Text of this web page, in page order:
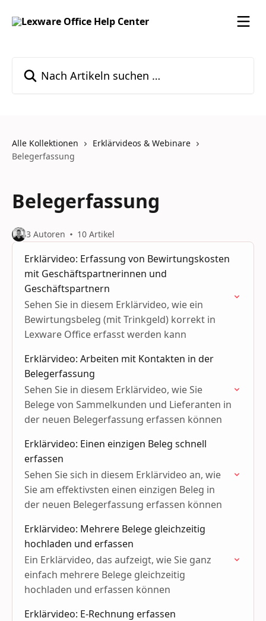
Alle Kollektionen
Erklärvideos & Webinare
Belegerfassung
Belegerfassung
3 Autoren 10 Artikel
Erklärvideo: Erfassung von Bewirtungskosten
mit Geschäftspartnerinnen und
Geschäftspartnern
Sehen Sie in diesem Erklärvideo, wie ein
Bewirtungsbeleg (mit Trinkgeld) korrekt in
Lexware Office erfasst werden kann
Erklärvideo: Arbeiten mit Kontakten in der
Belegerfassung
Sehen Sie in diesem Erklärvideo, wie Sie
Belege von Sammelkunden und Lieferanten in
der neuen Belegerfassung erfassen können
Erklärvideo: Einen einzigen Beleg schnell
erfassen
Sehen Sie sich in diesem Erklärvideo an, wie
Sie am effektivsten einen einzigen Beleg in
der neuen Belegerfassung erfassen können
Erklärvideo: Mehrere Belege gleichzeitig
hochladen und erfassen
Ein Erklärvideo, das aufzeigt, wie Sie ganz
einfach mehrere Belege gleichzeitig
hochladen und erfassen können
Erklärvideo: E-Rechnung erfassen